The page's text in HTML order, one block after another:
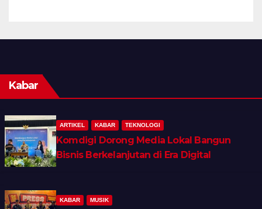
Kabar
ARTIKEL KABAR TEKNOLOGI
Komdigi Dorong Media Lokal Bangun
Bisnis Berkelanjutan di Era Digital
KABAR MUSIK